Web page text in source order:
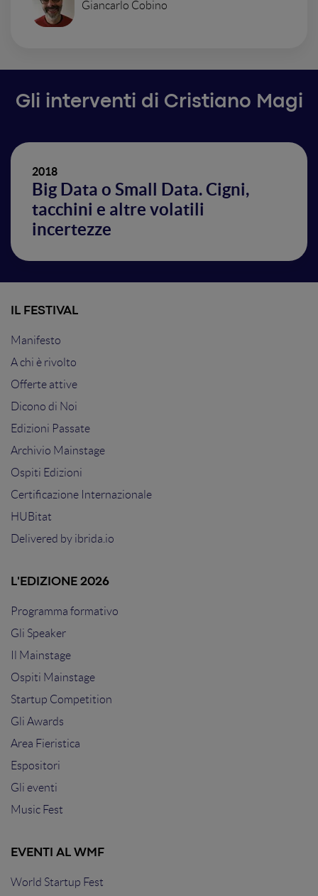
Giancarlo Cobino
Gli interventi di Cristiano Magi
2018
Big Data o Small Data. Cigni,
tacchini e altre volatili
incertezze
IL FESTIVAL
Manifesto
A chi è rivolto
Offerte attive
Dicono di Noi
Edizioni Passate
Archivio Mainstage
Ospiti Edizioni
Certificazione Internazionale
HUBitat
Delivered by ibrida.io
L'EDIZIONE 2026
Programma formativo
Gli Speaker
Il Mainstage
Ospiti Mainstage
Startup Competition
Gli Awards
Area Fieristica
Espositori
Gli eventi
Music Fest
EVENTI AL WMF
World Startup Fest